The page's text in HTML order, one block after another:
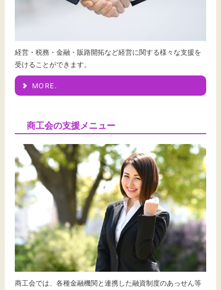
経営・税務・金融・販路開拓など経営に関する様々な支援を
受けることができます。
MORE.
商工会の支援メニュー
商工会では、各種金融機関と連携した融資制度のあっせん等